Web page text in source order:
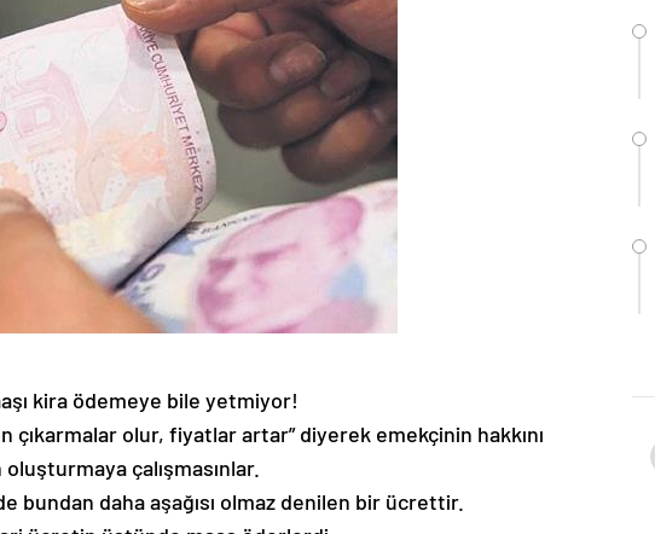
kira ödemeye bile yetmiyor!
çıkarmalar olur, fiyatlar artar” diyerek emekçinin hakkını
çalışmasınlar.
bundan daha aşağısı olmaz denilen bir ücrettir.